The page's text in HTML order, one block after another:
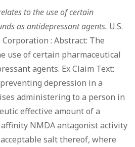
to the use of certain
as antidepressant agents. U.S.
: Abstract: The
use of certain pharmaceutical
agents. Ex Claim Text:
depression in a
administering to a person in
effective amount of a
NMDA antagonist activity
salt thereof, where